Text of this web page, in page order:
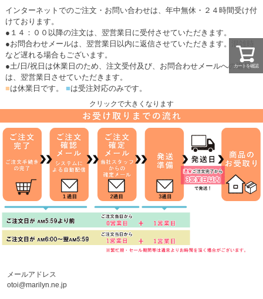
カートを確認
インターネットでのご注文・お問い合わせは、年中無休・２４時間受け付
けております。
●１４：００以降の注文は、翌営業日に受付させていただきます。
●お問合わせメールは、翌営業日以内に返信させていただきます。混雑時
など遅れる場合もございます。
●土/日/祝日は休業日のため、注文受付及び、お問合わせメールへの返信
は、翌営業日させていただきます。
■は休業日です。 ■は受注対応のみです。
クリックで大きくなります
メールアドレス
otoi@marilyn.ne.jp